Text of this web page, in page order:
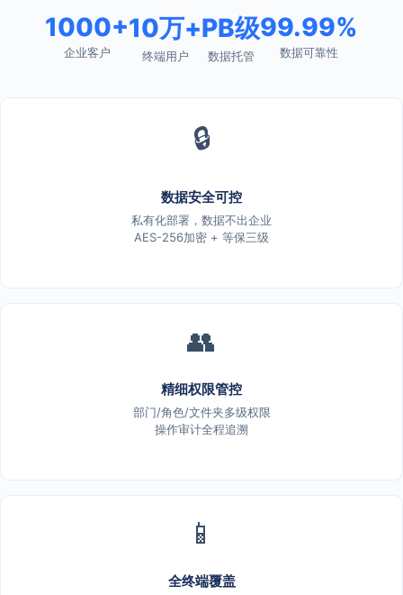
1000+
企业客户
10万+
终端用户
PB级
数据托管
99.99%
数据可靠性
🔒
数据安全可控
私有化部署，数据不出企业
AES-256加密 + 等保三级
👥
精细权限管控
部门/角色/文件夹多级权限
操作审计全程追溯
📱
全终端覆盖